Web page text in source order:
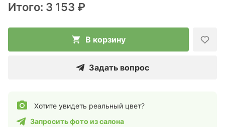
Итого: 3 153 ₽
В корзину
Задать вопрос
Хотите увидеть реальный цвет?
Запросить фото из салона